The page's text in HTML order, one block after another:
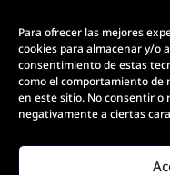
Para ofrecer las mejores
cookies para almacenar y/o
consentimiento de estas
como el comportamiento de
en este sitio. No consentir
negativamente a ciertas